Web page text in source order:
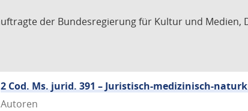
der Bundesregierung für Kultur und
2 Cod. Ms. jurid. 391 – Juristisch-medizinisch-
Autoren